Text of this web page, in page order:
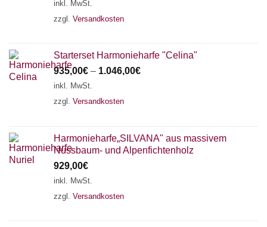
inkl. MwSt.
zzgl. Versandkosten
Starterset Harmonieharfe "Celina"
935,00€ – 1.046,00€
inkl. MwSt.
zzgl. Versandkosten
Harmonieharfe„SILVANA" aus massivem
Nussbaum- und Alpenfichtenholz
929,00€
inkl. MwSt.
zzgl. Versandkosten